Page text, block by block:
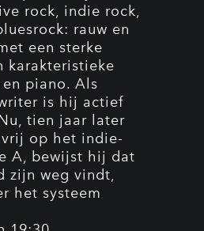
rock, indie rock,
rauw en
een sterke
karakteristieke
piano. Als
is hij actief
tien jaar later
op het indie-
A, bewijst hij dat
zijn weg vindt,
het systeem